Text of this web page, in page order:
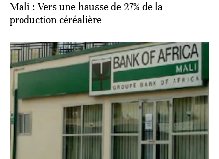
Mali : Vers une hausse de 27% de la
production céréalière